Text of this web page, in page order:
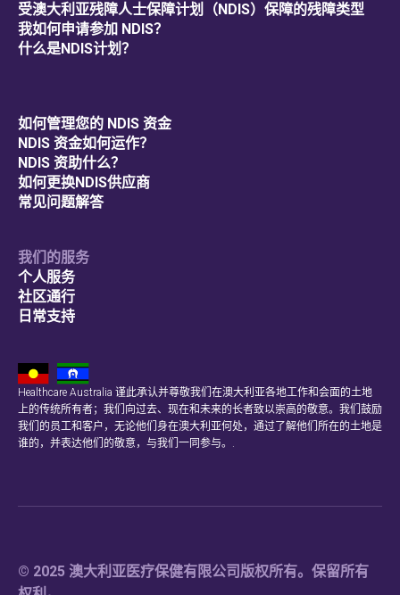
受澳大利亚残障人士保障计划（NDIS）保障的残障类型
我如何申请参加 NDIS？
什么是NDIS计划？
如何管理您的 NDIS 资金
NDIS 资金如何运作？
NDIS 资助什么？
如何更换NDIS供应商
常见问题解答
我们的服务
个人服务
社区通行
日常支持
Healthcare Australia 谨此承认并尊敬我们在澳大利亚各地工作和会面的土地
上的传统所有者；我们向过去、现在和未来的长者致以崇高的敬意。我们鼓励
我们的员工和客户，无论他们身在澳大利亚何处，通过了解他们所在的土地是
谁的，并表达他们的敬意，与我们一同参与。.
© 2025 澳大利亚医疗保健有限公司版权所有。保留所有